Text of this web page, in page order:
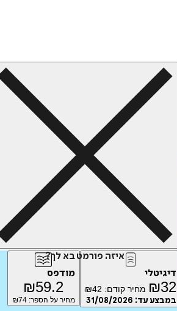
איזה פורמט בא לך?
דיגיטלי
₪32 מחיר קודם: ₪42
במבצע עד: 31/08/2026
מודפס
₪59.2
מחיר על הספר: ₪74